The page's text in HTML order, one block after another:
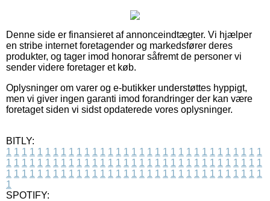
Denne side er finansieret af annonceindtægter. Vi hjælper
en stribe internet foretagender og markedsfører deres
produkter, og tager imod honorar såfremt de personer vi
sender videre foretager et køb.
Oplysninger om varer og e-butikker understøttes hyppigt,
men vi giver ingen garanti imod forandringer der kan være
foretaget siden vi sidst opdaterede vores oplysninger.
BITLY:
1 1 1 1 1 1 1 1 1 1 1 1 1 1 1 1 1 1 1 1 1 1 1 1 1 1 1 1 1 1 1 1 1
1 1 1 1 1 1 1 1 1 1 1 1 1 1 1 1 1 1 1 1 1 1 1 1 1 1 1 1 1 1 1 1 1
1 1 1 1 1 1 1 1 1 1 1 1 1 1 1 1 1 1 1 1 1 1 1 1 1 1 1 1 1 1 1 1 1
1
SPOTIFY: